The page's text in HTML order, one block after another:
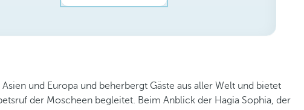
und Europa und beherbergt Gäste aus aller Welt und bietet
der Moscheen begleitet. Beim Anblick der Hagia Sophia, der